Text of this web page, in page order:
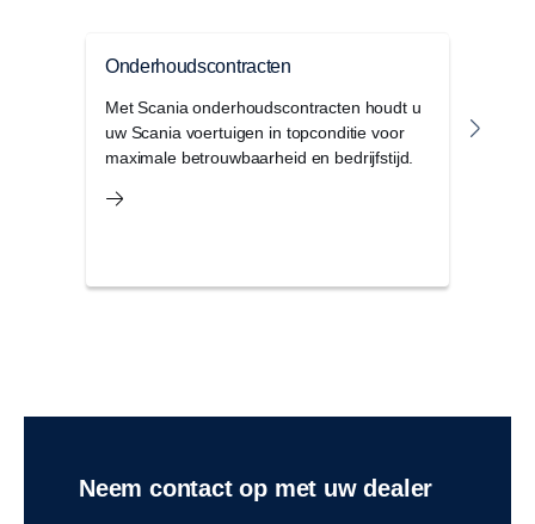
Onderhoudscontracten
Met Scania onderhoudscontracten houdt u
uw Scania voertuigen in topconditie voor
maximale betrouwbaarheid en bedrijfstijd.
Neem contact op met uw dealer